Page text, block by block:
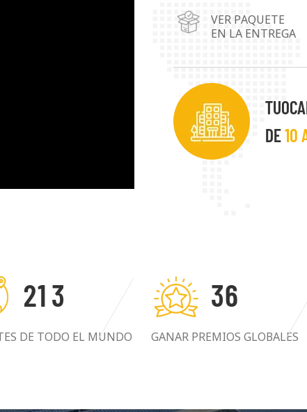
cuero, cosméticos,
decorativos, entre
prioridad. Buscamos
beneficioso con nuestros
VER PAQUETE
EN LA ENTREGA
DE10
213
DE TODO EL MUNDO
36
GANAR PREMIOS GLOBALES